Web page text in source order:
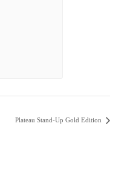
Plateau Stand-Up Gold Edition